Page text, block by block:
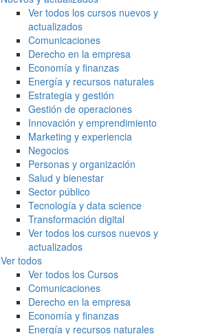
Ver todos los cursos nuevos y
actualizados
Comunicaciones
Derecho en la empresa
Economía y finanzas
Energía y recursos naturales
Estrategia y gestión
Gestión de operaciones
Innovación y emprendimiento
Marketing y experiencia
Negocios
Personas y organización
Salud y bienestar
Sector público
Tecnología y data science
Transformación digital
Ver todos los cursos nuevos y
actualizados
Ver todos
Ver todos los Cursos
Comunicaciones
Derecho en la empresa
Economía y finanzas
Energía y recursos naturales